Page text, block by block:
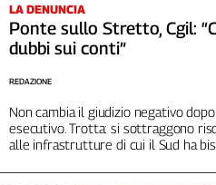
LA DENUNCIA
Ponte sullo Stretto, Cgil:
dubbi sui conti”
Non cambia il giudizio negativo
esecutivo. Trotta: si sottraggono
alle infrastrutture di cui il Sud ha
REDAZIONE